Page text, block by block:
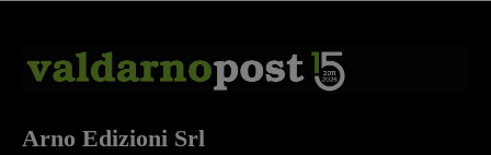
Arno Edizioni Srl